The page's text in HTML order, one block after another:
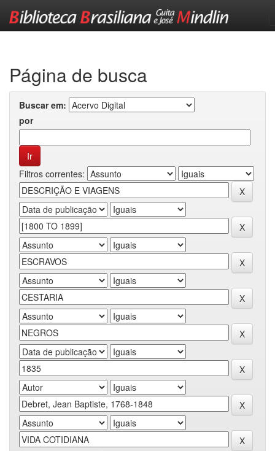
Página de busca
Buscar em:
por
Filtros correntes: